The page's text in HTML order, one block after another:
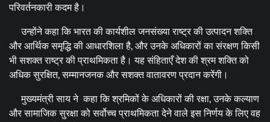
परिवर्तनकारी कदम है।
उन्होंने कहा कि भारत की कार्यशील जनसंख्या राष्ट्र की उत्पादन शक्ति
और आर्थिक समृद्धि की आधारशिला है, और उनके अधिकारों का संरक्षण किसी
भी सशक्त राष्ट्र की प्राथमिकता है। यह संहिताएँ देश की श्रम शक्ति को
अधिक सुरक्षित, सम्मानजनक और सशक्त वातावरण प्रदान करेंगी।
मुख्यमंत्री साय ने कहा कि श्रमिकों के अधिकारों की रक्षा, उनके कल्याण
और सामाजिक सुरक्षा को सर्वोच्च प्राथमिकता देने वाले इस निर्णय के लिए वह